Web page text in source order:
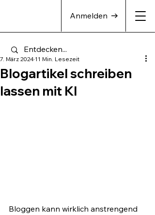
Anmelden
Blogartikel schreiben
lassen mit KI
7. März 2024 11 Min. Lesezeit
Bloggen kann wirklich anstrengend